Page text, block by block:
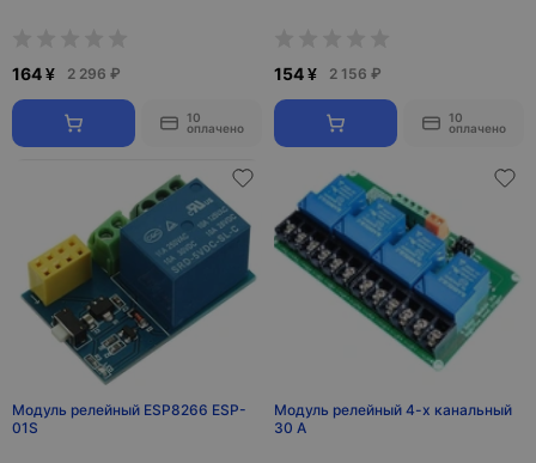
164 ¥ 2 296 ₽
10
оплачено
154 ¥ 2 156 ₽
10
оплачено
Модуль релейный ESP8266 ESP-
01S
Модуль релейный 4-х канальный
30 А